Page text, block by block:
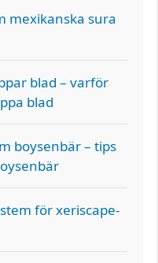
mexikanska sura
blad – varför
blad
boysenbär – tips
för xeriscape-